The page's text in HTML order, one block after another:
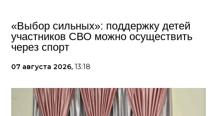
«Выбор сильных»: поддержку детей
участников СВО можно осуществить
через спорт
07 августа 2026, 13:18